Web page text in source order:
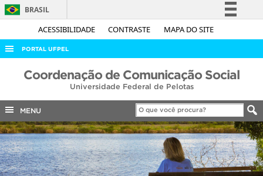
ACESSIBILIDADE CONTRASTE MAPA DO SITE
BRASIL
Simplifique!
Acesso à informação
Legislação
Canais
PORTAL UFPEL
ACESSO À INFORMAÇÃO
COBALTO
CONCURSOS
EDITAIS
INTERNACIONAL
Coordenação de Comunicação Social
Universidade Federal de Pelotas
MENU